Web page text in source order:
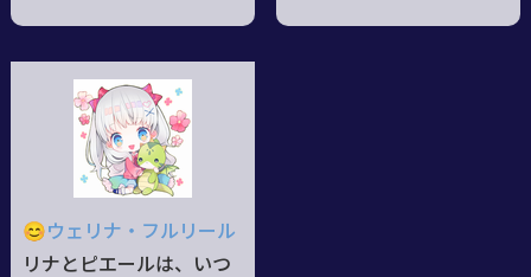
がら表情を引締め敬語に
なる。 時折老人臭いこ
とを言う。 いつも大体
相棒の『わんわんさん』
(ライオンライド)にくっ
ついている。
😊ウェリナ・フルリール
リナとピエールは、いつ